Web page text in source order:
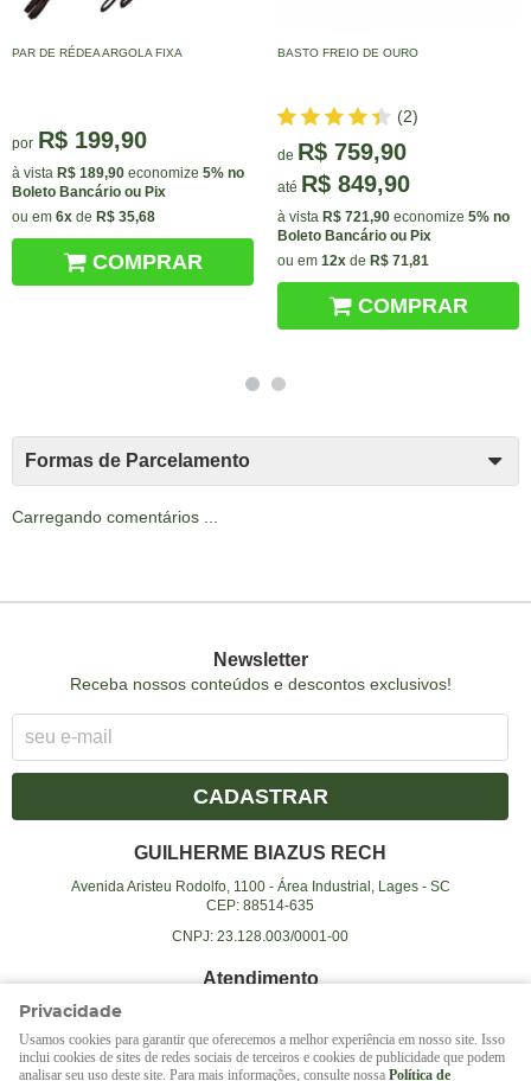
PAR DE RÉDEA ARGOLA FIXA
por R$ 199,90
à vista R$ 189,90 economize 5% no
Boleto Bancário ou Pix
ou em 6x de R$ 35,68
COMPRAR
BASTO FREIO DE OURO
(2)
de R$ 759,90
até R$ 849,90
à vista R$ 721,90 economize 5% no
Boleto Bancário ou Pix
ou em 12x de R$ 71,81
COMPRAR
Formas de Parcelamento
Carregando comentários ...
Newsletter
Receba nossos conteúdos e descontos exclusivos!
CADASTRAR
GUILHERME BIAZUS RECH
Avenida Aristeu Rodolfo, 1100- Área Industrial, Lages- SC
CEP: 88514-635
CNPJ: 23.128.003/0001-00
Atendimento
(49)99995-8264(WhatsApp)
Das 08:00 às 10:00 e 17:00 às 19:00
Privacidade
Usamos cookies para garantir que oferecemos a melhor experiência em nosso site. Isso
inclui cookies de sites de redes sociais de terceiros e cookies de publicidade que podem
analisar seu uso deste site. Para mais informações, consulte nossa Política de